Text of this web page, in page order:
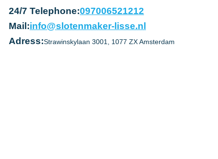
24/7 Telephone:097006521212
Mail:info@slotenmaker-lisse.nl
Adress:Strawinskylaan 3001, 1077 ZX Amsterdam